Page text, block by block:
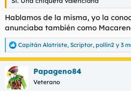
Hablamos de la misma, yo la
anunciaba también como
R
e
a
c
c
i
Capitán Alatriste, Scriptor, pollin2 y 3
Papageno84
Veterano